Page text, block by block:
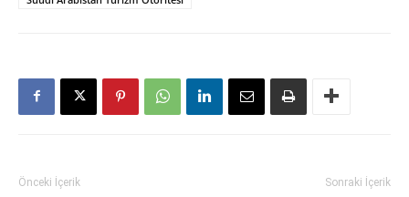
Önceki İçerik Sonraki İçerik